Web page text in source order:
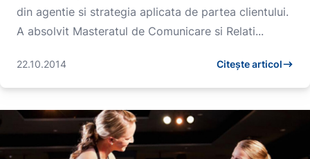
din agentie si strategia aplicata de partea clientului.
A absolvit Masteratul de Comunicare si Relati...
22.10.2014 Citește articol